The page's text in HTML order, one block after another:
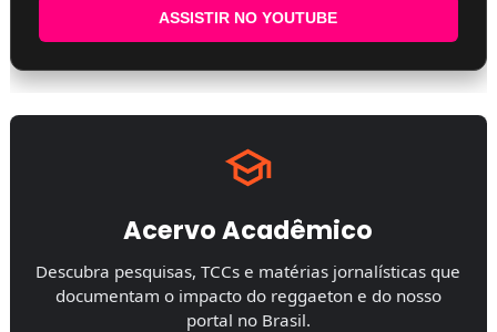
ASSISTIR NO YOUTUBE
Acervo Acadêmico
Descubra pesquisas, TCCs e matérias jornalísticas que
documentam o impacto do reggaeton e do nosso
portal no Brasil.